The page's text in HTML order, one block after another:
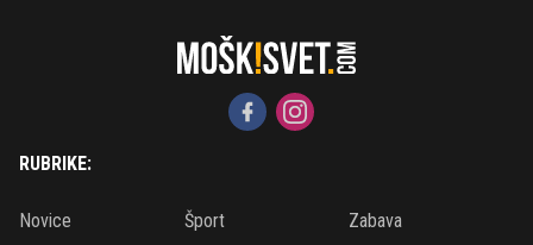
RUBRIKE:
Novice Šport
Zabava